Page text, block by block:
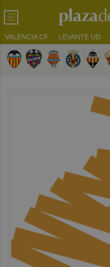
VALENCIA CF LEVANTE UD